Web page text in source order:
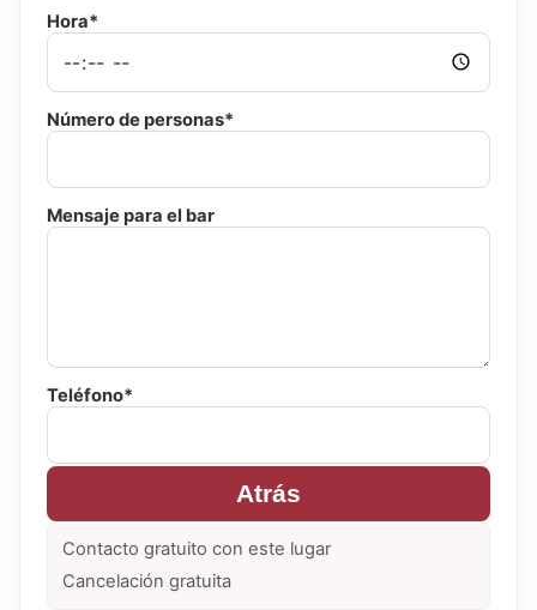
Hora*
Número de personas*
Mensaje para el bar
Teléfono*
Atrás
Contacto gratuito con este lugar
Cancelación gratuita